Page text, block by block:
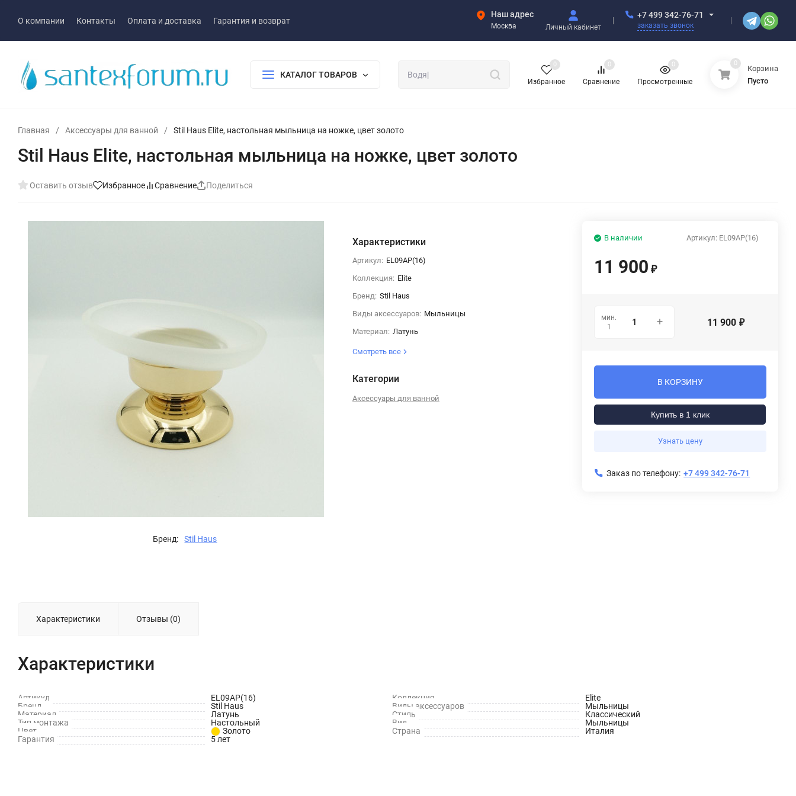
О компании Контакты Оплата и доставка Гарантия и возврат
Наш адрес
Москва Личный кабинет
+7 499 342-76-71
заказать звонок
КАТАЛОГ ТОВАРОВ
Избранное
0
Сравнение
0
Просмотренные
0 0
Корзина
Пусто
Главная / Аксессуары для ванной / Stil Haus Elite, настольная мыльница на ножке, цвет золото
Stil Haus Elite, настольная мыльница на ножке, цвет золото
Оставить отзыв Избранное Сравнение Поделиться
Бренд: Stil Haus
Характеристики
Артикул: EL09АР(16)
Коллекция: Elite
Бренд: Stil Haus
Виды аксессуаров: Мыльницы
Материал: Латунь
Смотреть все
Категории
Аксессуары для ванной
Артикул: EL09АР(16)
В наличии
11 900 ₽
мин.
1
11 900 ₽
В КОРЗИНУ
Купить в 1 клик
Узнать цену
Заказ по телефону: +7 499 342-76-71
Характеристики Отзывы (0)
Характеристики
Артикул EL09АР(16) Коллекция
Elite
Бренд
Stil Haus Виды аксессуаров
Мыльницы
Материал
Латунь Стиль
Классический
Тип монтажа
Настольный Вид
Мыльницы
Цвет
Золото Страна
Италия
Гарантия
5 лет